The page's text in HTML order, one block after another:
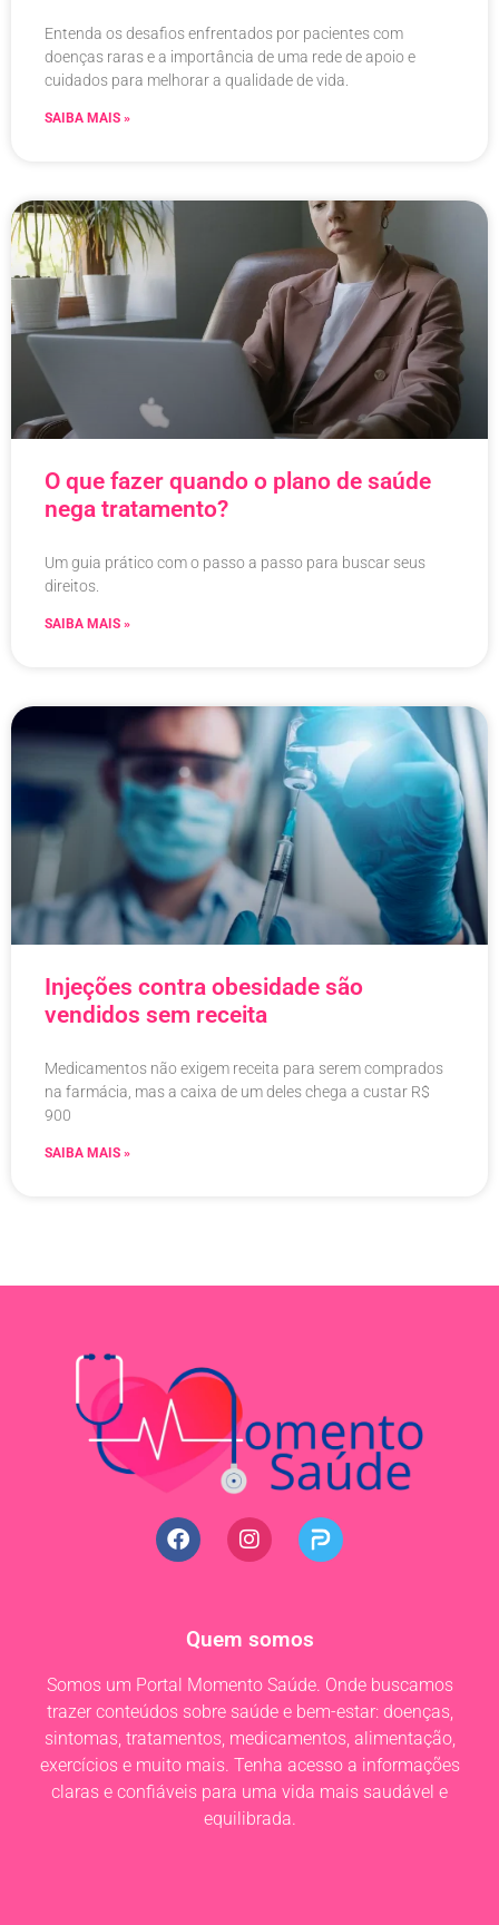
Entenda os desafios enfrentados por pacientes com
doenças raras e a importância de uma rede de apoio e
cuidados para melhorar a qualidade de vida.
SAIBA MAIS »
O que fazer quando o plano de saúde
nega tratamento?
Um guia prático com o passo a passo para buscar seus
direitos.
SAIBA MAIS »
Injeções contra obesidade são
vendidos sem receita
Medicamentos não exigem receita para serem comprados
na farmácia, mas a caixa de um deles chega a custar R$
900
SAIBA MAIS »
Quem somos
Somos um Portal Momento Saúde. Onde buscamos
trazer conteúdos sobre saúde e bem-estar: doenças,
sintomas, tratamentos, medicamentos, alimentação,
exercícios e muito mais. Tenha acesso a informações
claras e confiáveis para uma vida mais saudável e
equilibrada.